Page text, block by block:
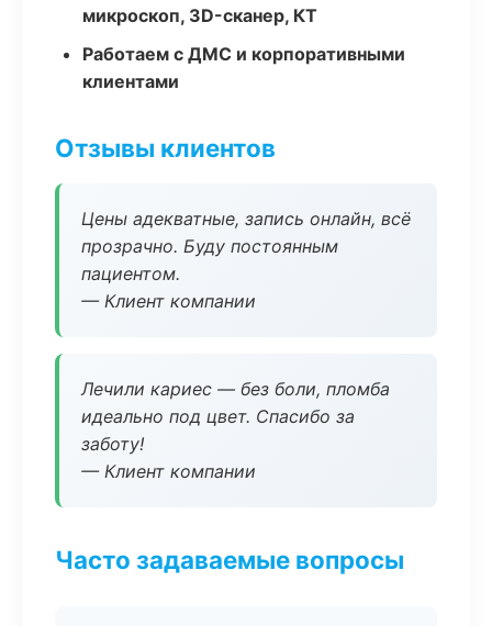
микроскоп, 3D-сканер, КТ
Работаем с ДМС и корпоративными
клиентами
Отзывы клиентов
Цены адекватные, запись онлайн, всё
прозрачно. Буду постоянным
пациентом.
— Клиент компании
Лечили кариес — без боли, пломба
идеально под цвет. Спасибо за
заботу!
— Клиент компании
Часто задаваемые вопросы